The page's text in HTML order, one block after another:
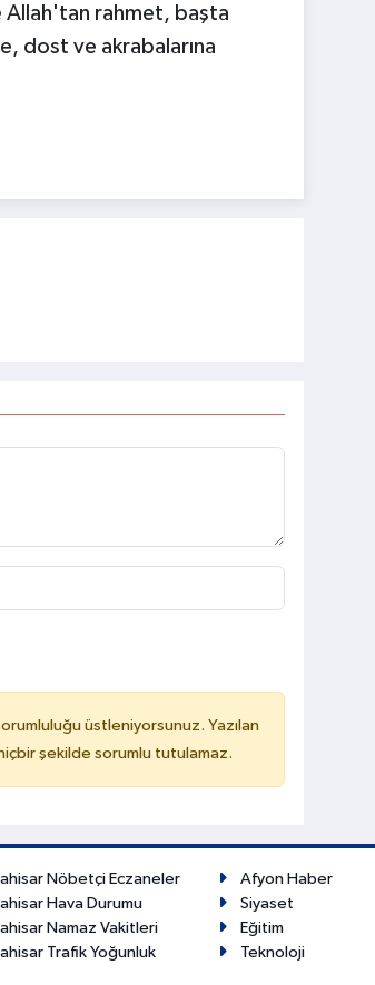
Allah'tan rahmet, başta
dost ve akrabalarına
üstleniyorsunuz. Yazılan
şekilde sorumlu tutulamaz.
Nöbetçi Eczaneler
Hava Durumu
Namaz Vakitleri
Trafik Yoğunluk
Afyon Haber
Siyaset
Eğitim
Teknoloji